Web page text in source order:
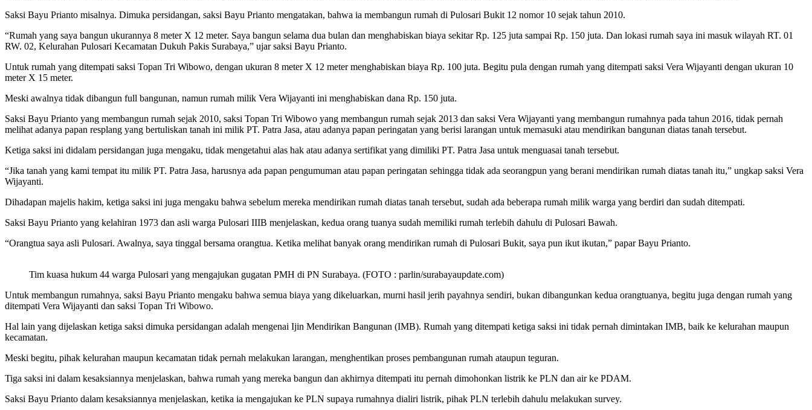
Saksi Bayu Prianto misalnya. Dimuka persidangan, saksi Bayu Prianto mengatakan, bahwa ia membangun rumah di Pulosari Bukit 12 nomor 10 sejak tahun 2010.
“Rumah yang saya bangun ukurannya 8 meter X 12 meter. Saya bangun selama dua bulan dan menghabiskan biaya sekitar Rp. 125 juta sampai Rp. 150 juta. Dan lokasi rumah saya ini masuk wilayah RT. 01
RW. 02, Kelurahan Pulosari Kecamatan Dukuh Pakis Surabaya,” ujar saksi Bayu Prianto.
Untuk rumah yang ditempati saksi Topan Tri Wibowo, dengan ukuran 8 meter X 12 meter menghabiskan biaya Rp. 100 juta. Begitu pula dengan rumah yang ditempati saksi Vera Wijayanti dengan ukuran 10
meter X 15 meter.
Meski awalnya tidak dibangun full bangunan, namun rumah milik Vera Wijayanti ini menghabiskan dana Rp. 150 juta.
Saksi Bayu Prianto yang membangun rumah sejak 2010, saksi Topan Tri Wibowo yang membangun rumah sejak 2013 dan saksi Vera Wijayanti yang membangun rumahnya pada tahun 2016, tidak pernah
melihat adanya papan resplang yang bertuliskan tanah ini milik PT. Patra Jasa, atau adanya papan peringatan yang berisi larangan untuk memasuki atau mendirikan bangunan diatas tanah tersebut.
Ketiga saksi ini didalam persidangan juga mengaku, tidak mengetahui alas hak atau adanya sertifikat yang dimiliki PT. Patra Jasa untuk menguasai tanah tersebut.
“Jika tanah yang kami tempat itu milik PT. Patra Jasa, harusnya ada papan pengumuman atau papan peringatan sehingga tidak ada seorangpun yang berani mendirikan rumah diatas tanah itu,” ungkap saksi Vera
Wijayanti.
Dihadapan majelis hakim, ketiga saksi ini juga mengaku bahwa sebelum mereka mendirikan rumah diatas tanah tersebut, sudah ada beberapa rumah milik warga yang berdiri dan sudah ditempati.
Saksi Bayu Prianto yang kelahiran 1973 dan asli warga Pulosari IIIB menjelaskan, kedua orang tuanya sudah memiliki rumah terlebih dahulu di Pulosari Bawah.
“Orangtua saya asli Pulosari. Awalnya, saya tinggal bersama orangtua. Ketika melihat banyak orang mendirikan rumah di Pulosari Bukit, saya pun ikut ikutan,” papar Bayu Prianto.
Tim kuasa hukum 44 warga Pulosari yang mengajukan gugatan PMH di PN Surabaya. (FOTO : parlin/surabayaupdate.com)
Untuk membangun rumahnya, saksi Bayu Prianto mengaku bahwa semua biaya yang dikeluarkan, murni hasil jerih payahnya sendiri, bukan dibangunkan kedua orangtuanya, begitu juga dengan rumah yang
ditempati Vera Wijayanti dan saksi Topan Tri Wibowo.
Hal lain yang dijelaskan ketiga saksi dimuka persidangan adalah mengenai Ijin Mendirikan Bangunan (IMB). Rumah yang ditempati ketiga saksi ini tidak pernah dimintakan IMB, baik ke kelurahan maupun
kecamatan.
Meski begitu, pihak kelurahan maupun kecamatan tidak pernah melakukan larangan, menghentikan proses pembangunan rumah ataupun teguran.
Tiga saksi ini dalam kesaksiannya menjelaskan, bahwa rumah yang mereka bangun dan akhirnya ditempati itu pernah dimohonkan listrik ke PLN dan air ke PDAM.
Saksi Bayu Prianto dalam kesaksiannya menjelaskan, ketika ia mengajukan ke PLN supaya rumahnya dialiri listrik, pihak PLN terlebih dahulu melakukan survey.